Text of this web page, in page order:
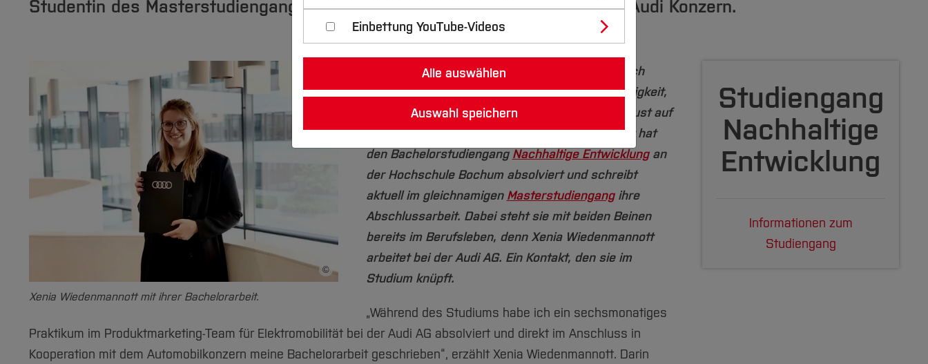
Studentin des Masterstudiengangs ‚Nachhaltige Entwicklung‘ arbeitet beim Audi Konzern.
©
Bildnachweis
Xenia Wiedenmannott mit ihrer Bachelorarbeit.
Mindestens drei Dinge hat sie im Studium für sich
entdeckt: Ihr Interesse an Themen der Nachhaltigkeit,
ihre Leidenschaft für Elektromobilität und ihre Lust auf
klimaschonendes Reisen. Xenia Wiedenmannott hat
den Bachelorstudiengang Nachhaltige Entwicklungan
der Hochschule Bochum absolviert und schreibt
aktuell im gleichnamigen Masterstudiengangihre
Abschlussarbeit. Dabei steht sie mit beiden Beinen
bereits im Berufsleben, denn Xenia Wiedenmannott
arbeitet bei der Audi AG. Ein Kontakt, den sie im
Studium knüpft.
„Während des Studiums habe ich ein sechsmonatiges
Praktikum im Produktmarketing-Team für Elektromobilität bei der Audi AG absolviert und direkt im Anschluss in
Kooperation mit dem Automobilkonzern meine Bachelorarbeit geschrieben“, erzählt Xenia Wiedenmannott. Darin
Studiengang
Nachhaltige
Entwicklung
Informationen zum
Studiengang
Einbettung YouTube-Videos
Alle auswählen
Auswahl speichern